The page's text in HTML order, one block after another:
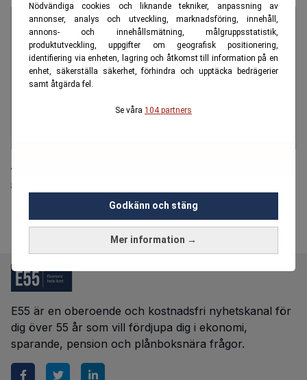
Nödvändiga cookies och liknande tekniker, anpassning av
annonser, analys och utveckling, marknadsföring, innehåll,
annons- och innehållsmätning, målgruppsstatistik,
produktutveckling, uppgifter om geografisk positionering,
identifiering via enheten, lagring och åtkomst till information på en
enhet, säkerställa säkerhet, förhindra och upptäcka bedrägerier
samt åtgärda fel.
Se våra 104 partners
Mer information →
Godkänn och stäng
Jag förstår varför allt fler kunder överger
storbankerna
E55 är en oberoende och kostnadsfri nyhetskanal för
dig över 55 år som vill fördjupa dig i ekonomi,
sparande, pension och plånboksnära frågor.